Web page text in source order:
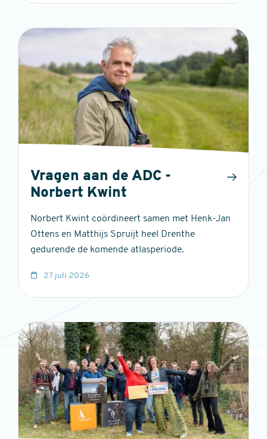
Vragen aan de ADC -
Norbert Kwint
Norbert Kwint coördineert samen met Henk-Jan
Ottens en Matthijs Spruijt heel Drenthe
gedurende de komende atlasperiode.
27 juli 2026